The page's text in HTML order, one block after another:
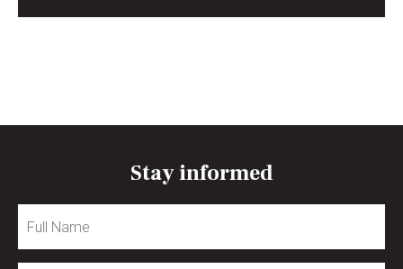
Stay informed
Name